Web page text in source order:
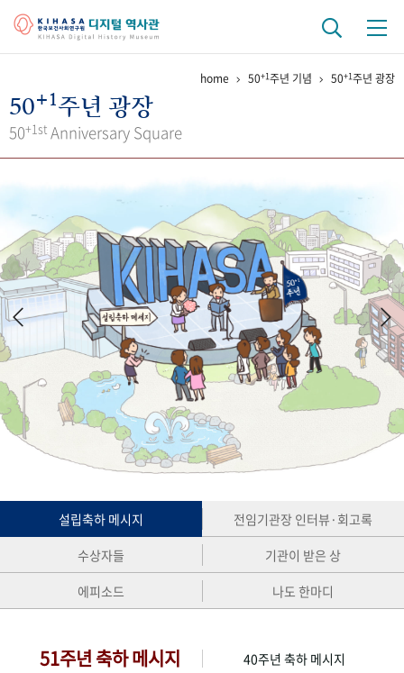
걸어온 길 기관 변천사
키워드로 보는 연구 역사
연구자들
간행물 변천사
기록물 아카이브
사진 아카이브 문서 기록물 행정박물 영상 기록물
50+1 주년 기념
성과 50선 숫자로 보는 50년 50
주년 광장
세계와 함께 한 KIHASA
VR 역사관
home 50+1주년 기념 50+1주년 광장
50+1주년 광장
50+1st Anniversary Square
설립축하 메시지
전임기관장 인터뷰·회고록
수상자들
기관이 받은 상
에피소드
나도 한마디
51주년 축하 메시지 40주년 축하 메시지